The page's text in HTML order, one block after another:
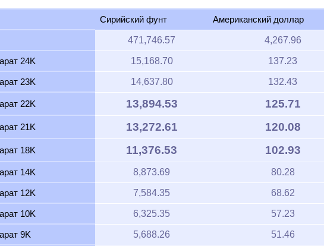
Сирийский фунт Американский доллар
471,746.57 4,267.96
24K 15,168.70 137.23
23K 14,637.80 132.43
22K 13,894.53 125.71
21K 13,272.61 120.08
18K 11,376.53 102.93
14K 8,873.69 80.28
12K 7,584.35 68.62
10K 6,325.35 57.23
9K 5,688.26 51.46